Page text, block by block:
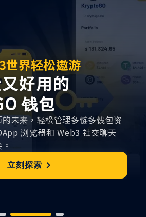
务加速器
成功事业，安
到位
式、兼顾安全与合规的基础建
化应用解决方案，快速进入您
马上开始
世界轻松遨游
好用的
钱包
未来，轻松管理多链多钱包资
浏览器和 Web3 社交聊天
立刻探索
潛力
能的一站式解决
提供了一站式、安全合规的点
了全球 Web2 企业进入 Web3
通、技术安全和用户体验的三
的解决方案来帮助您在
成功。